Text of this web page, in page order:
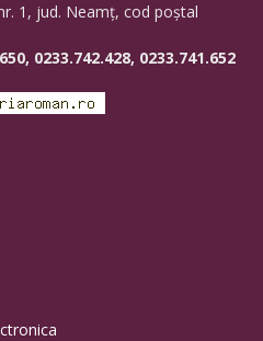
1, jud. Neamţ, cod poştal
0233.742.428, 0233.741.652